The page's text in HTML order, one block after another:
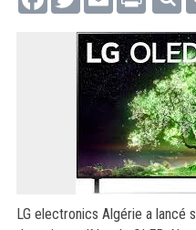
LG electronics Algérie a lancé